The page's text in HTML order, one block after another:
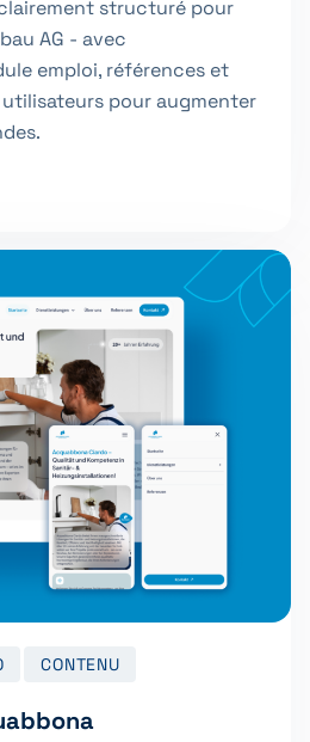
structuré pour
AG - avec
emploi, références et
pour augmenter
CONTENU